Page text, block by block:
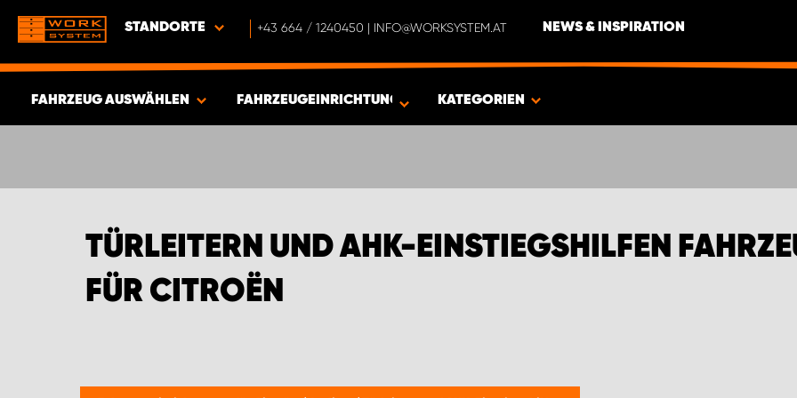
STANDORTE +43 664 / 1240450 | INFO@WORKSYSTEM.AT NEWS & INSPIRATION
FAHRZEUG AUSWÄHLEN
ARTIKEL
FAHRZEUGEINRICHTUNGEN FÜR CITROËN
KATEGORIEN
TÜRLEITERN UND AHK-EINSTIEGSHILFEN
FÜR CITROËN